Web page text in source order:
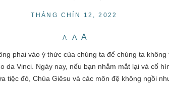
THÁNG CHÍN 12, 2022
A A A
phai vào ý thức của chúng ta để chúng ta
da Vinci. Ngày nay, nếu bạn nhắm mắt lại và cố
tiệc đó, Chúa Giêsu và các môn đệ không ngồi